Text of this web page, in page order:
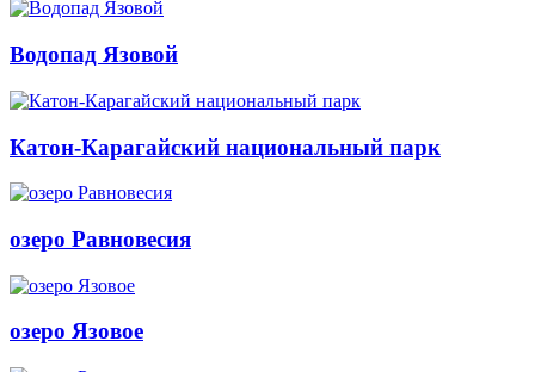
Водопад Язовой
Катон-Карагайский национальный парк
озеро Равновесия
озеро Язовое